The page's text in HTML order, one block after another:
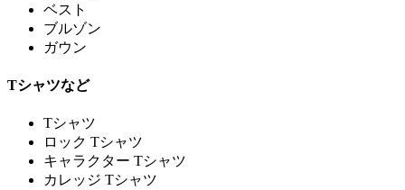
ベスト
ブルゾン
ガウン
Tシャツなど
Tシャツ
ロック Tシャツ
キャラクター Tシャツ
カレッジ Tシャツ